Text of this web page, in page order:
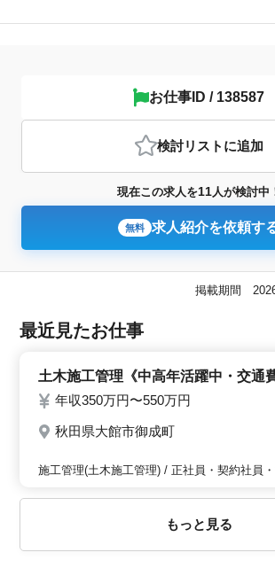
お仕事ID / 138587
検討リスト に追加
現在この求人を11人が検討中
無料 求人紹介を依頼す
掲載期間
最近見たお仕事
土木施工管理《中高年活躍中・交通
年収350万円〜550万円
秋田県大館市御成町
施工管理(土木施工管理) / 正社員・契約社員
もっと見る